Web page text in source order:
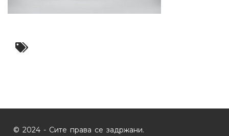
© 2024 - Сите права се задржани.